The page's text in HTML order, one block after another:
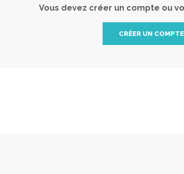
Vous devez créer un compte ou
CRÉER UN COMPTE